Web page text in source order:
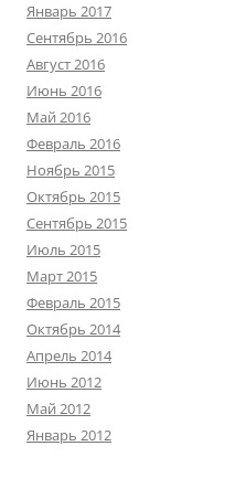
Январь 2017
Сентябрь 2016
Август 2016
Июнь 2016
Май 2016
Февраль 2016
Ноябрь 2015
Октябрь 2015
Сентябрь 2015
Июль 2015
Март 2015
Февраль 2015
Октябрь 2014
Апрель 2014
Июнь 2012
Май 2012
Январь 2012